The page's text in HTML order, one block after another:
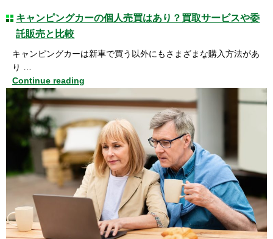
キャンピングカーの個人売買はあり？買取サービスや委
託販売と比較
キャンピングカーは新車で買う以外にもさまざまな購入方法があ
り …
Continue reading